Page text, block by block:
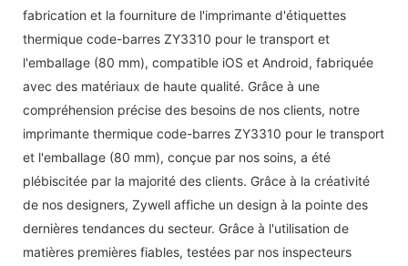
fabrication et la fourniture de l'imprimante d'étiquettes
thermique code-barres ZY3310 pour le transport et
l'emballage (80 mm), compatible iOS et Android, fabriquée
avec des matériaux de haute qualité. Grâce à une
compréhension précise des besoins de nos clients, notre
imprimante thermique code-barres ZY3310 pour le transport
et l'emballage (80 mm), conçue par nos soins, a été
plébiscitée par la majorité des clients. Grâce à la créativité
de nos designers, Zywell affiche un design à la pointe des
dernières tendances du secteur. Grâce à l'utilisation de
matières premières fiables, testées par nos inspecteurs